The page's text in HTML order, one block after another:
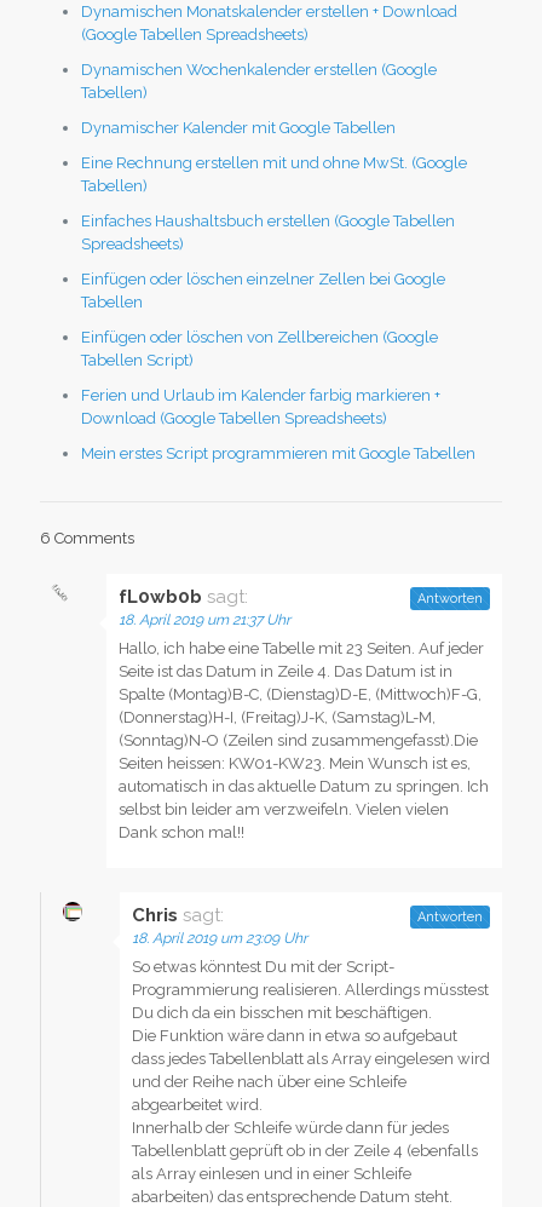
Dynamischen Monatskalender erstellen + Download
(Google Tabellen Spreadsheets)
Dynamischen Wochenkalender erstellen (Google
Tabellen)
Dynamischer Kalender mit Google Tabellen
Eine Rechnung erstellen mit und ohne MwSt. (Google
Tabellen)
Einfaches Haushaltsbuch erstellen (Google Tabellen
Spreadsheets)
Einfügen oder löschen einzelner Zellen bei Google
Tabellen
Einfügen oder löschen von Zellbereichen (Google
Tabellen Script)
Ferien und Urlaub im Kalender farbig markieren +
Download (Google Tabellen Spreadsheets)
Mein erstes Script programmieren mit Google Tabellen
6 Comments
fL0wb0b sagt:
18. April 2019 um 21:37 Uhr
Hallo, ich habe eine Tabelle mit 23 Seiten. Auf jeder
Seite ist das Datum in Zeile 4. Das Datum ist in
Spalte (Montag)B-C, (Dienstag)D-E, (Mittwoch)F-G,
(Donnerstag)H-I, (Freitag)J-K, (Samstag)L-M,
(Sonntag)N-O (Zeilen sind zusammengefasst).Die
Seiten heissen: KW01-KW23. Mein Wunsch ist es,
automatisch in das aktuelle Datum zu springen. Ich
selbst bin leider am verzweifeln. Vielen vielen
Dank schon mal!!
Antworten
Chris sagt:
18. April 2019 um 23:09 Uhr
So etwas könntest Du mit der Script-
Programmierung realisieren. Allerdings müsstest
Du dich da ein bisschen mit beschäftigen.
Die Funktion wäre dann in etwa so aufgebaut
dass jedes Tabellenblatt als Array eingelesen wird
und der Reihe nach über eine Schleife
abgearbeitet wird.
Innerhalb der Schleife würde dann für jedes
Tabellenblatt geprüft ob in der Zeile 4 (ebenfalls
als Array einlesen und in einer Schleife
abarbeiten) das entsprechende Datum steht.
Antworten